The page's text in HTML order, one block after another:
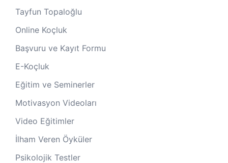
Tayfun Topaloğlu
Online Koçluk
Başvuru ve Kayıt Formu
E-Koçluk
Eğitim ve Seminerler
Motivasyon Videoları
Video Eğitimler
İlham Veren Öyküler
Psikolojik Testler